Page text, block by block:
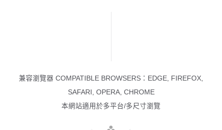
兼容瀏覽器 COMPATIBLE BROWSERS：EDGE, FIREFOX,
SAFARI, OPERA, CHROME
本網站適用於多平台/多尺寸瀏覽